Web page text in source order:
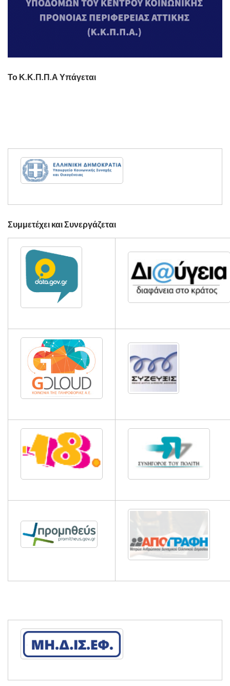
Το Κ.Κ.Π.Π.Α Υπάγεται
Συμμετέχει και Συνεργάζεται